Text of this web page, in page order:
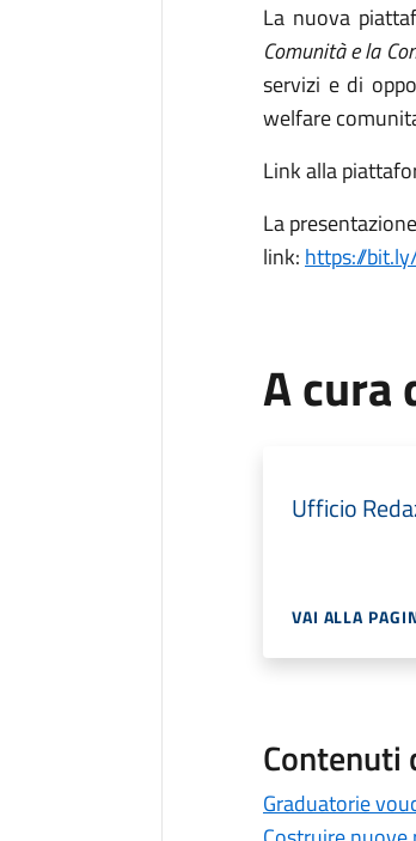
La nuova
Comunità e la
servizi e di
welfare
Link alla
La
link: https://
A cura
Ufficio
VAI ALLA
Contenuti
Graduatorie